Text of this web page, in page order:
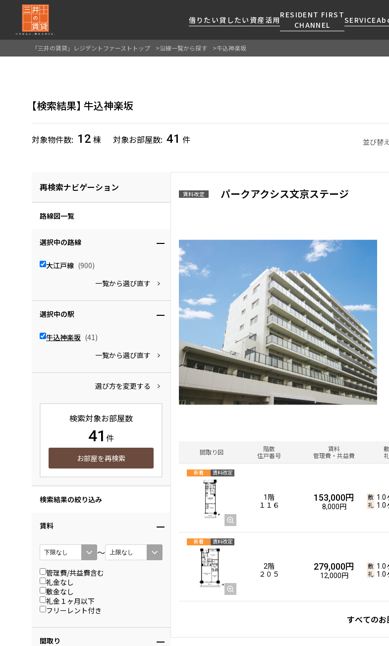
借りたい貸したい 資産活用
RESIDENT FIRST
CHANNEL
SERVICE
ご提供するサービスをご紹介します
くご提案します
新着情報から探す
新着募集情報
当社限定(
フリーレント
コンシェル
ブランドマ
最適なプランをご提案します
ご相談も承ります
各種サービスをご紹介します
よくあるご質問
社宅紹介
「三井の賃貸」レジデントファーストトップ 沿線一覧から探す 牛込神楽坂
検索結果 牛込神楽坂
対象物件数 12 棟 対象お部屋数 41 件 並び替え
再検索ナビゲーション
路線図一覧
選択中の路線
大江戸線 (900)
一覧から選び直す
選択中の駅
牛込神楽坂 (41)
一覧から選び直す
選び方を変更する
検索対象お部屋数
41 件
お部屋を再検索
検索結果の絞り込み
賃料
〜
管理費/共益費含む
礼金なし
敷金なし
礼金１ヶ月以下
フリーレント付き
間取り
賃料改定 パークアクシス文京ステージ
間取り図
階数
住戸番号
賃料
管理費・共益費
新着 賃料改定
1階
１１６
153,000円
8,000円
1.0
1.0
新着 賃料改定
2階
２０５
279,000円
12,000円
1.0
1.0
すべての